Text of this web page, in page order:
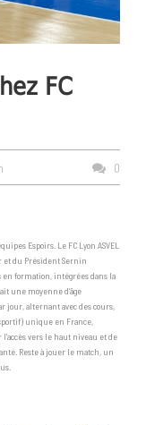
FC
0
Espoirs. Le FC Lyon ASVEL
et du Président Sernin
en formation, intégrées dans la
une moyenne d’âge
alternant avec des cours,
unique en France,
vers le haut niveau et de
Reste à jouer le match, un